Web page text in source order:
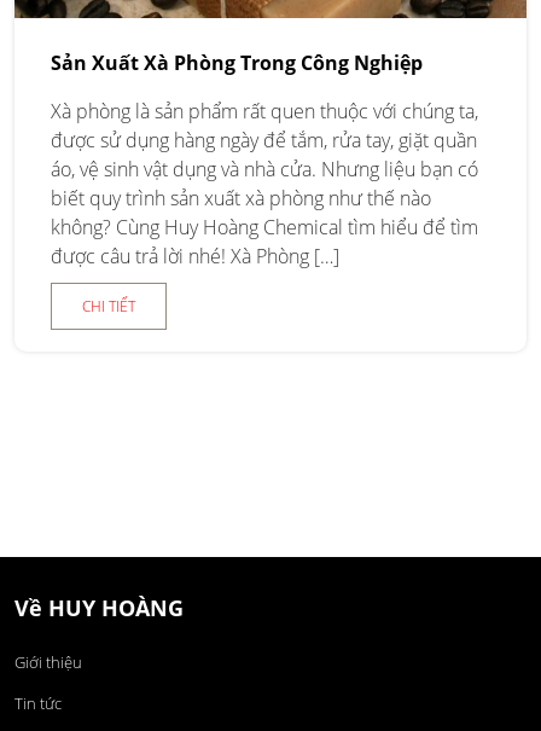
Sản Xuất Xà Phòng Trong Công Nghiệp
Xà phòng là sản phẩm rất quen thuộc với chúng ta,
được sử dụng hàng ngày để tắm, rửa tay, giặt quần
áo, vệ sinh vật dụng và nhà cửa. Nhưng liệu bạn có
biết quy trình sản xuất xà phòng như thế nào
không? Cùng Huy Hoàng Chemical tìm hiểu để tìm
được câu trả lời nhé! Xà Phòng […]
CHI TIẾT
Về HUY HOÀNG
Giới thiệu
Tin tức